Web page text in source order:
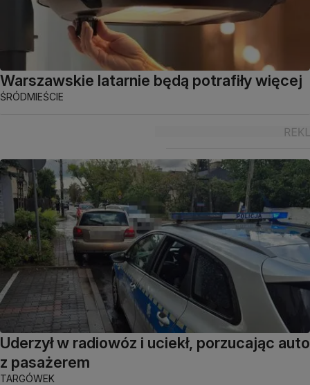
Warszawskie latarnie będą potrafiły więcej
ŚRÓDMIEŚCIE
Uderzył w radiowóz i uciekł, porzucając auto
z pasażerem
TARGÓWEK